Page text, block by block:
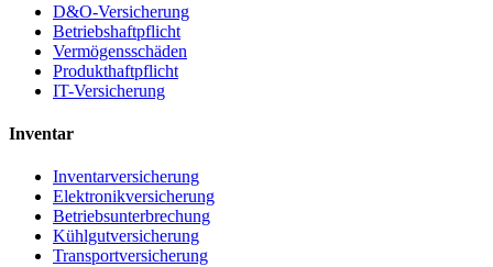
D&O-Versicherung
Betriebshaftpflicht
Vermögensschäden
Produkthaftpflicht
IT-Versicherung
Inventar
Inventarversicherung
Elektronikversicherung
Betriebsunterbrechung
Kühlgutversicherung
Transportversicherung